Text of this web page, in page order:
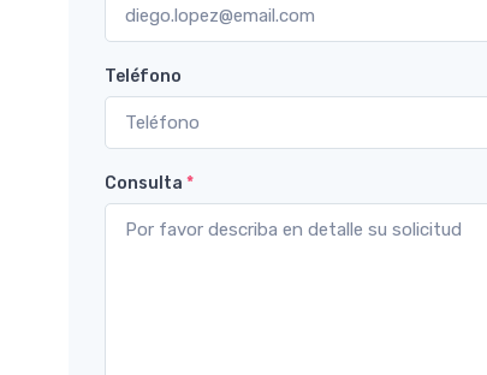
Teléfono
Consulta *